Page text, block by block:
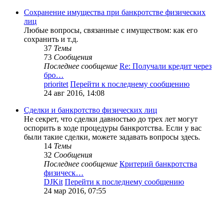
Сохранение имущества при банкротстве физических
лиц
Любые вопросы, связанные с имуществом: как его
сохранить и т.д.
37 Темы
73 Сообщения
Последнее сообщение Re: Получали кредит через
бро…
prioritet Перейти к последнему сообщению
24 авг 2016, 14:08
Сделки и банкротство физических лиц
Не секрет, что сделки давностью до трех лет могут
оспорить в ходе процедуры банкротства. Если у вас
были такие сделки, можете задавать вопросы здесь.
14 Темы
32 Сообщения
Последнее сообщение Критерий банкротства
физическ…
DJKit Перейти к последнему сообщению
24 мар 2016, 07:55